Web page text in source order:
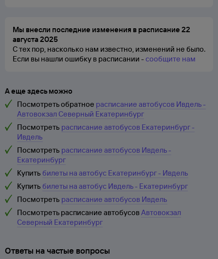
Мы внесли последние изменения в расписание 22
августа 2025
С тех пор, насколько нам известно, изменений не было.
Если вы нашли ошибку в расписании -сообщите нам
А еще здесь можно
Посмотреть обратное расписание автобусов Ивдель -
Автовокзал Северный Екатеринбург
Посмотреть расписание автобусов Екатеринбург -
Ивдель
Посмотреть расписание автобусов Ивдель -
Екатеринбург
Купить билеты на автобус Екатеринбург - Ивдель
Купить билеты на автобус Ивдель - Екатеринбург
Посмотреть расписание автобусов Ивдель
Посмотреть расписание автобусовАвтовокзал
Северный Екатеринбург
Ответы на частые вопросы